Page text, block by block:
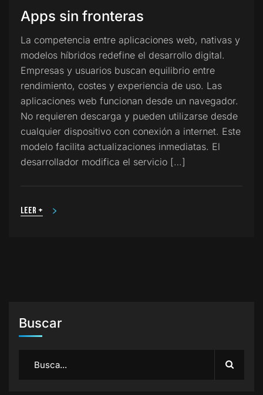
Apps sin fronteras
La competencia entre aplicaciones web, nativas y
modelos híbridos redefine el desarrollo digital.
Empresas y usuarios buscan equilibrio entre
rendimiento, costes y experiencia de uso. Las
aplicaciones web funcionan desde un navegador.
No requieren descarga y pueden utilizarse desde
cualquier dispositivo con conexión a internet. Este
modelo facilita actualizaciones inmediatas. El
desarrollador modifica el servicio […]
Leer +
Buscar